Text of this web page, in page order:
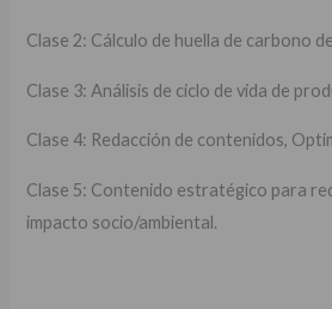
Clase 2: Cálculo de huella de carbono
Clase 3: Análisis de ciclo de vida de
Clase 4: Redacción de contenidos,
Clase 5: Contenido estratégico para
impacto socio/ambiental.